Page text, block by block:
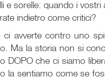
e sorelle: quando i
indietro come critici?
ci avverte contro uno
Ma la storia non si
DOPO che ci siamo
la sentiamo come se